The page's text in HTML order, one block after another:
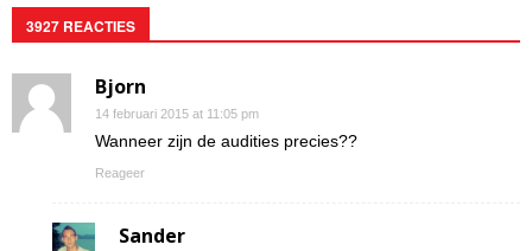
3927 REACTIES
Bjorn
14 februari 2015 at 11:05 pm
Wanneer zijn de audities precies??
Reageer
Sander